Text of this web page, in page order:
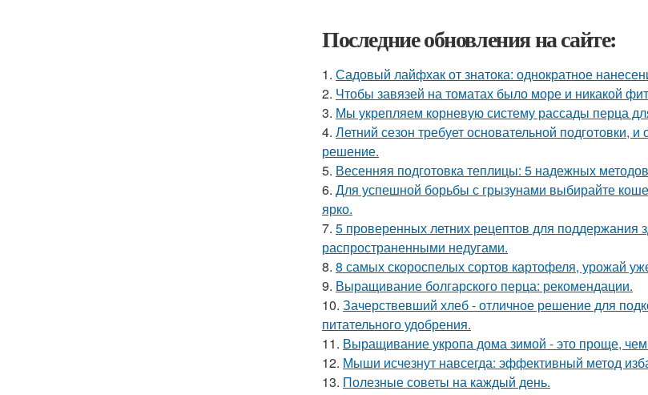
Последние обновления на сайте:
1. Садовый лайфхак от знатока: однократное
2. Чтобы завязей на томатах было море и никакой
3. Мы укрепляем корневую систему рассады перца
4. Летний сезон требует основательной подготовки,
решение.
5. Весенняя подготовка теплицы: 5 надежных
6. Для успешной борьбы с грызунами выбирайте
ярко.
7. 5 проверенных летних рецептов для поддержания
распространенными недугами.
8. 8 самых скороспелых сортов картофеля, урожай
9. Выращивание болгарского перца: рекомендации.
10. Зачерствевший хлеб - отличное решение для
питательного удобрения.
11. Выращивание укропа дома зимой - это проще, чем
12. Мыши исчезнут навсегда: эффективный метод
13. Полезные советы на каждый день.